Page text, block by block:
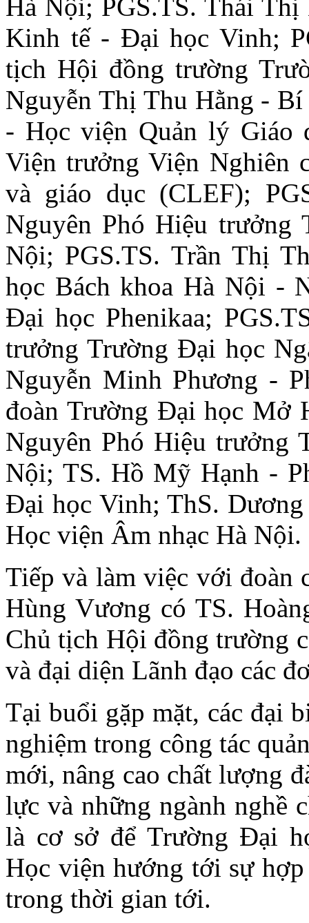
Hà Nội; PGS.TS. Thái
Kinh tế - Đại học Vinh;
tịch Hội đồng trường
Nguyễn Thị Thu Hằng -
- Học viện Quản lý Giáo
Viện trưởng Viện Nghiên
và giáo dục (CLEF);
Nguyên Phó Hiệu
Nội; PGS.TS. Trần Thị
học Bách khoa Hà Nội -
Đại học Phenikaa;
trưởng Trường Đại học
Nguyễn Minh Phương -
đoàn Trường Đại học Mở
Nguyên Phó Hiệu trưởng
Nội; TS. Hồ Mỹ Hạnh -
Đại học Vinh; ThS.
Học viện Âm nhạc Hà Nội.
Tiếp và làm việc với đoàn
Hùng Vương có TS.
Chủ tịch Hội đồng trường
và đại diện Lãnh đạo các
Tại buổi gặp mặt, các đại
nghiệm trong công tác
mới, nâng cao chất lượng
lực và những ngành nghề
là cơ sở để Trường Đại
Học viện hướng tới sự
trong thời gian tới.